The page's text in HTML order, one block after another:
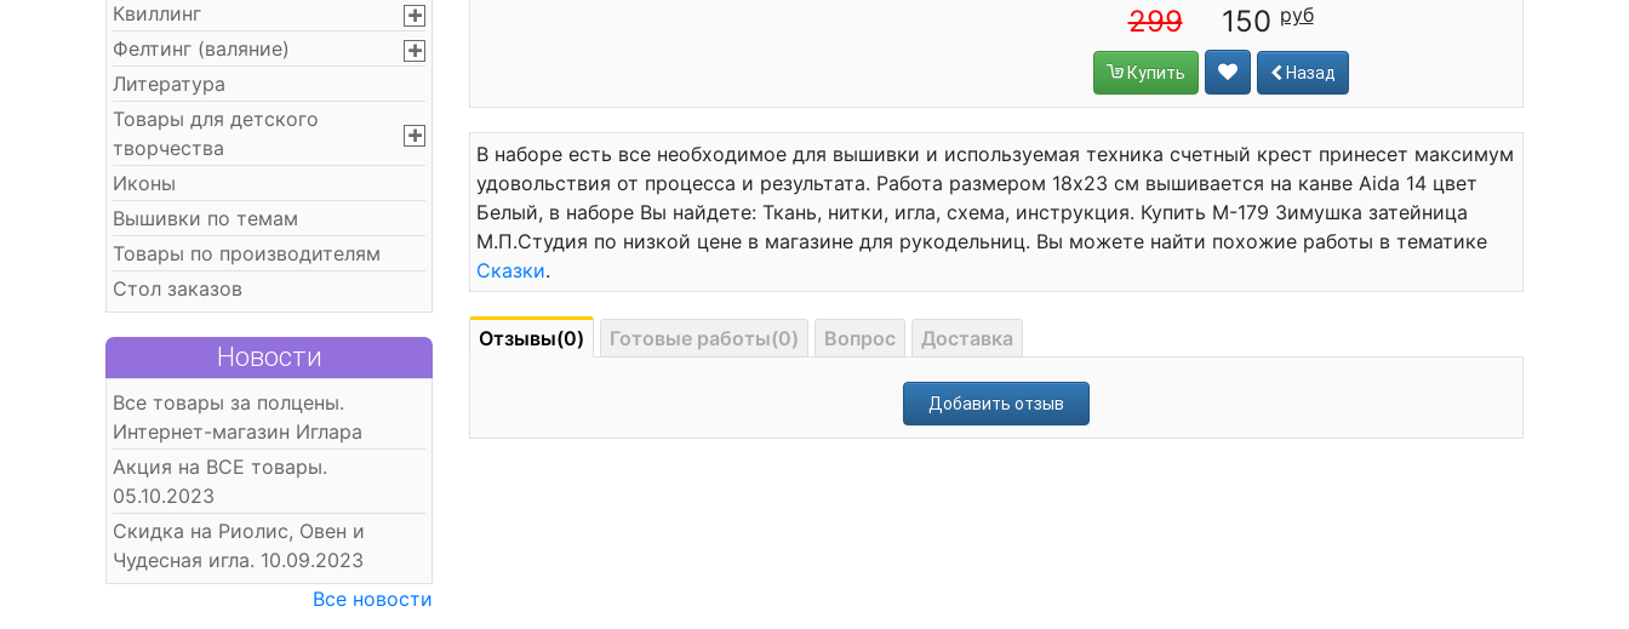
Квиллинг
Фелтинг (валяние)
Литература
Товары для детского
творчества
Иконы
Вышивки по темам
Товары по производителям
Стол заказов
Новости
Все товары за полцены.
Интернет-магазин Иглара
Акция на ВСЕ товары.
05.10.2023
Скидка на Риолис, Овен и
Чудесная игла. 10.09.2023
Все новости
299 150
Купить Назад
В наборе есть все необходимое для вышивки и используемая техника счетный крест принесет максимум
удовольствия от процесса и результата. Работа размером 18x23 см вышивается на канве Aida 14 цвет
Белый, в наборе Вы найдете: Ткань, нитки, игла, схема, инструкция. Купить М-179 Зимушка затейница
М.П.Студия по низкой цене в магазине для рукодельниц. Вы можете найти похожие работы в тематике
Сказки.
Отзывы(0) Готовые работы(0) Вопрос Доставка
Добавить отзыв